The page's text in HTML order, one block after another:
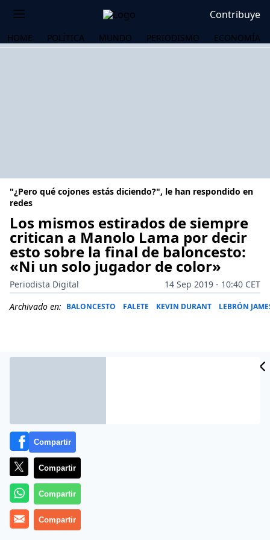
Contribuye
HOME POLÍTICA MUNDO PERIODISMO ECONOMÍA
"¿Pero qué cojones estás diciendo?", le han respondido en
redes
Los mismos estirados de siempre
critican a Manolo Lama por decir
esto sobre la final de baloncesto:
«Ni un solo jugador de color»
Periodista Digital
14 Sep 2019 - 10:40 CET
Archivado en: BALONCESTO FALETE KEVIN DURANT LEBRÓN
Más información
Compartir
Compartir
Compartir
Compartir